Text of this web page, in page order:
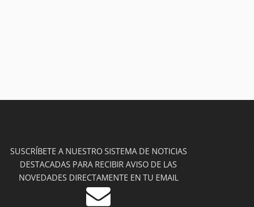
SUSCRÍBETE A NUESTRO SISTEMA DE NOTICIAS
DESTACADAS PARA RECIBIR AVISO DE LAS
NOVEDADES DIRECTAMENTE EN TU EMAIL